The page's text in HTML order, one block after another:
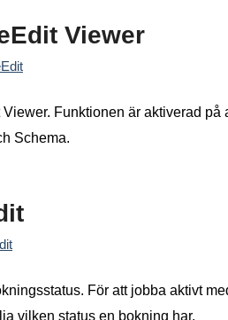
Viewer
Funktionen är aktiverad
Schema.
För att jobba aktivt
vilken status en bokning har.